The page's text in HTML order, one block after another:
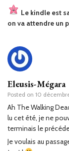
Le kindle est
on va attendre un
Eleusis-Mégara
Posted on 10
Ah The Walking
lu cet été, je ne
terminais le
Je voulais au